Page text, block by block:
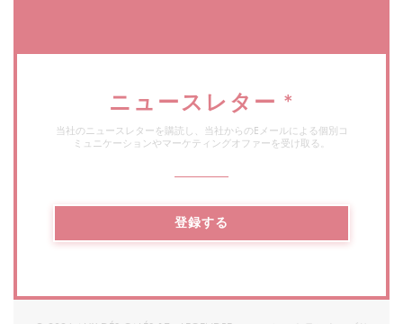
ニュースレター *
当社のニュースレターを購読し、当社からのEメールによる個別コ
ミュニケーションやマーケティングオファーを受け取る。
登録する